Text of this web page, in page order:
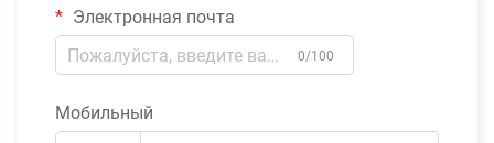
Электронная почта
0/100
Мобильный